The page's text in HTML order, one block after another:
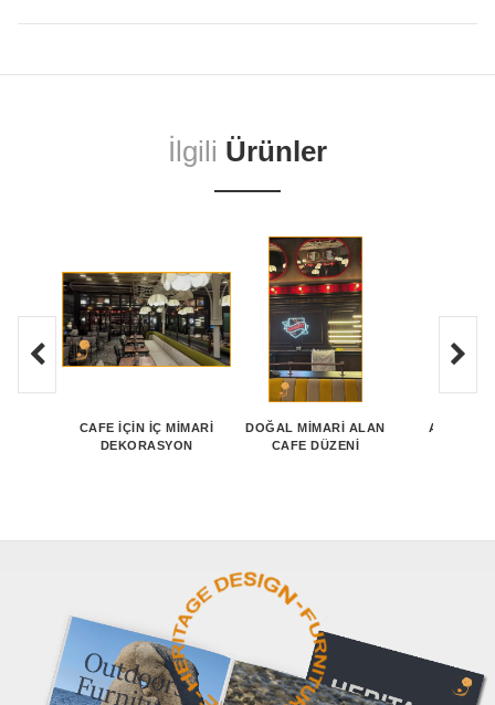
İlgili Ürünler
CAFE İÇIN İÇ MIMARI
DEKORASYON
DOĞAL MIMARI ALAN
CAFE DÜZENI
AÇIK